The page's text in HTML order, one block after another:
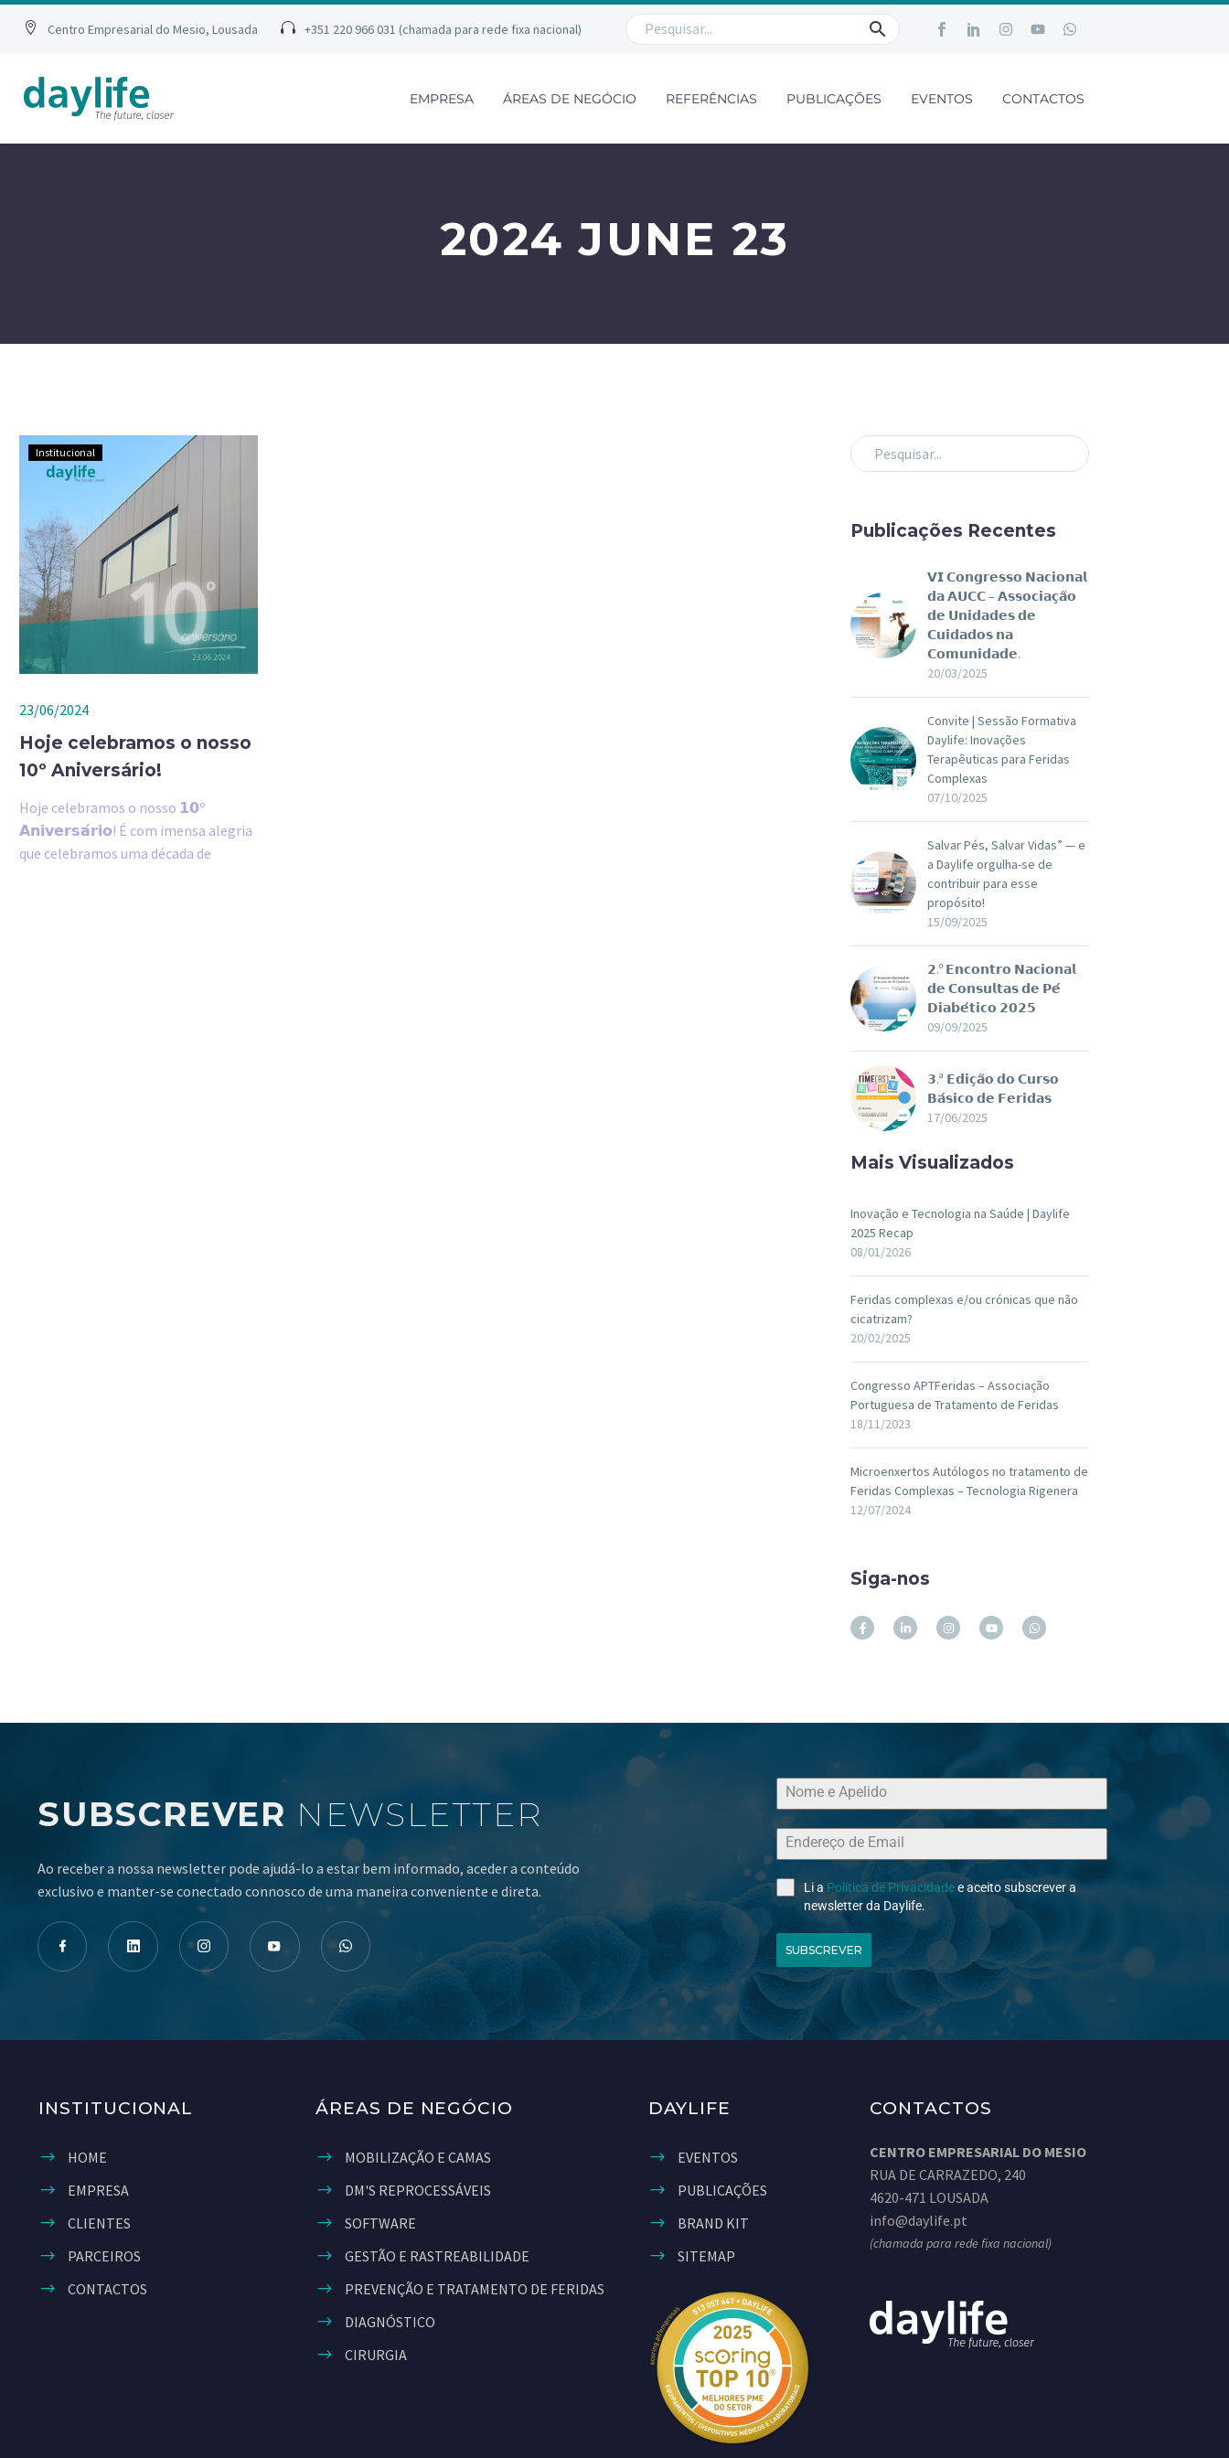
Centro Empresarial do Mesio, Lousada +351 220 966 031 (chamada para rede fixa nacional)
EMPRESA ÁREAS DE NEGÓCIO REFERÊNCIAS PUBLICAÇÕES EVENTOS CONTACTOS
2024 JUNE 23
Institucional
23/06/2024
Hoje celebramos o nosso
10º Aniversário!
Hoje celebramos o nosso 𝟭𝟬º
𝗔𝗻𝗶𝘃𝗲𝗿𝘀𝗮́𝗿𝗶𝗼! É com imensa alegria
que celebramos uma década de
Publicações Recentes
𝗩𝗜 𝗖𝗼𝗻𝗴𝗿𝗲𝘀𝘀𝗼 𝗡𝗮𝗰𝗶𝗼𝗻𝗮𝗹
𝗱𝗮 𝗔𝗨𝗖𝗖 – 𝗔𝘀𝘀𝗼𝗰𝗶𝗮𝗰̧𝗮̃𝗼
𝗱𝗲 𝗨𝗻𝗶𝗱𝗮𝗱𝗲𝘀 𝗱𝗲
𝗖𝘂𝗶𝗱𝗮𝗱𝗼𝘀 𝗻𝗮
𝗖𝗼𝗺𝘂𝗻𝗶𝗱𝗮𝗱𝗲.
20/03/2025
Convite | Sessão Formativa
Daylife: Inovações
Terapêuticas para Feridas
Complexas
07/10/2025
Salvar Pés, Salvar Vidas” — e
a Daylife orgulha-se de
contribuir para esse
propósito!
15/09/2025
𝟮.º 𝗘𝗻𝗰𝗼𝗻𝘁𝗿𝗼 𝗡𝗮𝗰𝗶𝗼𝗻𝗮𝗹
𝗱𝗲 𝗖𝗼𝗻𝘀𝘂𝗹𝘁𝗮𝘀 𝗱𝗲 𝗣𝗲́
𝗗𝗶𝗮𝗯𝗲́𝘁𝗶𝗰𝗼 𝟮𝟬𝟮𝟱
09/09/2025
𝟯.ª 𝗘𝗱𝗶𝗰̧𝗮̃𝗼 𝗱𝗼 𝗖𝘂𝗿𝘀𝗼
𝗕𝗮́𝘀𝗶𝗰𝗼 𝗱𝗲 𝗙𝗲𝗿𝗶𝗱𝗮𝘀
17/06/2025
Mais Visualizados
Inovação e Tecnologia na Saúde | Daylife
2025 Recap
08/01/2026
Feridas complexas e/ou crónicas que não
cicatrizam?
20/02/2025
Congresso APTFeridas – Associação
Portuguesa de Tratamento de Feridas
18/11/2023
Microenxertos Autólogos no tratamento de
Feridas Complexas – Tecnologia Rigenera
12/07/2024
Siga-nos
SUBSCREVER NEWSLETTER
Ao receber a nossa newsletter pode ajudá-lo a estar bem informado, aceder a conteúdo
exclusivo e manter-se conectado connosco de uma maneira conveniente e direta.
Li a Política de Privacidadee aceito subscrever a
newsletter da Daylife.
SUBSCREVER
INSTITUCIONAL
HOME
EMPRESA
CLIENTES
PARCEIROS
CONTACTOS
ÁREAS DE NEGÓCIO
MOBILIZAÇÃO E CAMAS
DM'S REPROCESSÁVEIS
SOFTWARE
GESTÃO E RASTREABILIDADE
PREVENÇÃO E TRATAMENTO DE FERIDAS
DIAGNÓSTICO
CIRURGIA
DAYLIFE
EVENTOS
PUBLICAÇÕES
BRAND KIT
SITEMAP
CONTACTOS
CENTRO EMPRESARIAL DO MESIO
RUA DE CARRAZEDO, 240
4620-471 LOUSADA
info@daylife.pt
(chamada para rede fixa nacional)